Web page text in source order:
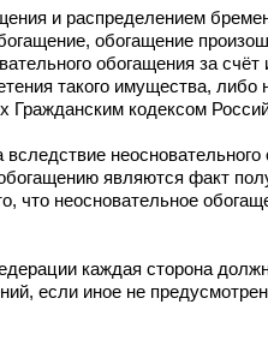
и распределением
обогащение
обогащения за
такого имущества, либо
Гражданским кодексом
неосновательного
являются факт
что неосновательное
каждая сторона
если иное не